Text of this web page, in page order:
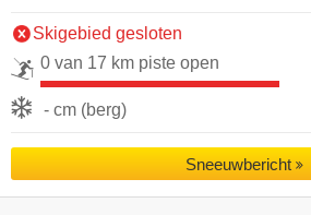
Skigebied gesloten
0 van 17 km piste open
- cm (berg)
Sneeuwbericht